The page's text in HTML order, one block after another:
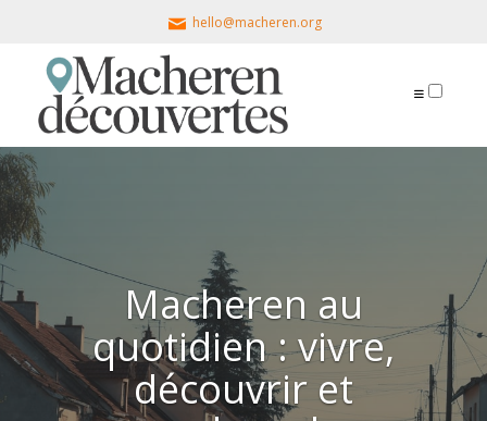
hello@macheren.org
PRÉSENTATION
Macheren au
quotidien : vivre,
découvrir et